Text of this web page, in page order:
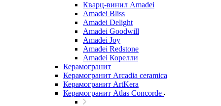
Кварц-винил Amadei
Amadei Bliss
Amadei Delight
Amadei Goodwill
Amadei Joy
Amadei Redstone
Amadei Корелли
Керамогранит
Керамогранит Arcadia ceramica
Керамогранит ArtKera
Керамогранит Atlas Concorde